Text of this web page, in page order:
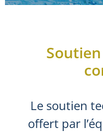
Le soutien
offert par